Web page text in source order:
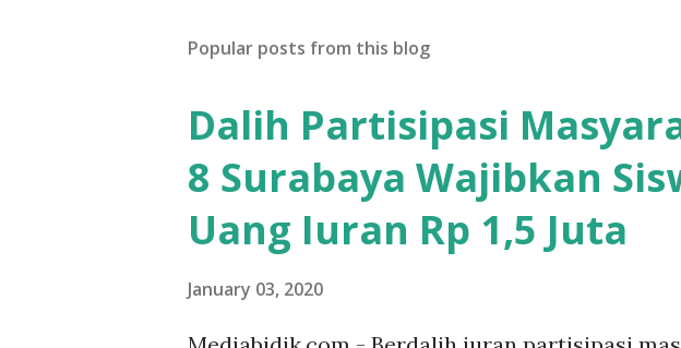
Popular posts from this blog
Dalih Partisipasi
8 Surabaya Wajibkan
Uang Iuran Rp 1,5 Juta
January 03, 2020